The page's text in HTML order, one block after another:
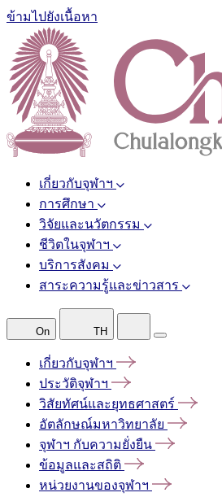
ข้ามไปยังเนื้อหา
เกี่ยวกับจุฬาฯ
การศึกษา
วิจัยและนวัตกรรม
ชีวิตในจุฬาฯ
บริการสังคม
สาระความรู้และข่าวสาร
On TH
เกี่ยวกับจุฬาฯ
ประวัติจุฬาฯ
วิสัยทัศน์และยุทธศาสตร์
อัตลักษณ์มหาวิทยาลัย
จุฬาฯ กับความยั่งยืน
ข้อมูลและสถิติ
หน่วยงานของจุฬาฯ